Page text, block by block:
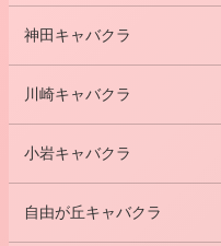
神田キャバクラ
川崎キャバクラ
小岩キャバクラ
自由が丘キャバクラ